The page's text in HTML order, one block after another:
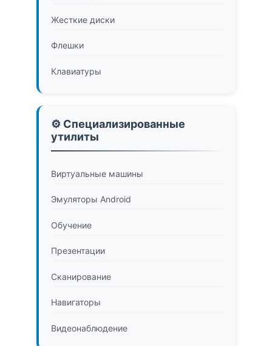
Жесткие диски
Флешки
Клавиатуры
⚙️ Специализированные
утилиты
Виртуальные машины
Эмуляторы Android
Обучение
Презентации
Сканирование
Навигаторы
Видеонаблюдение